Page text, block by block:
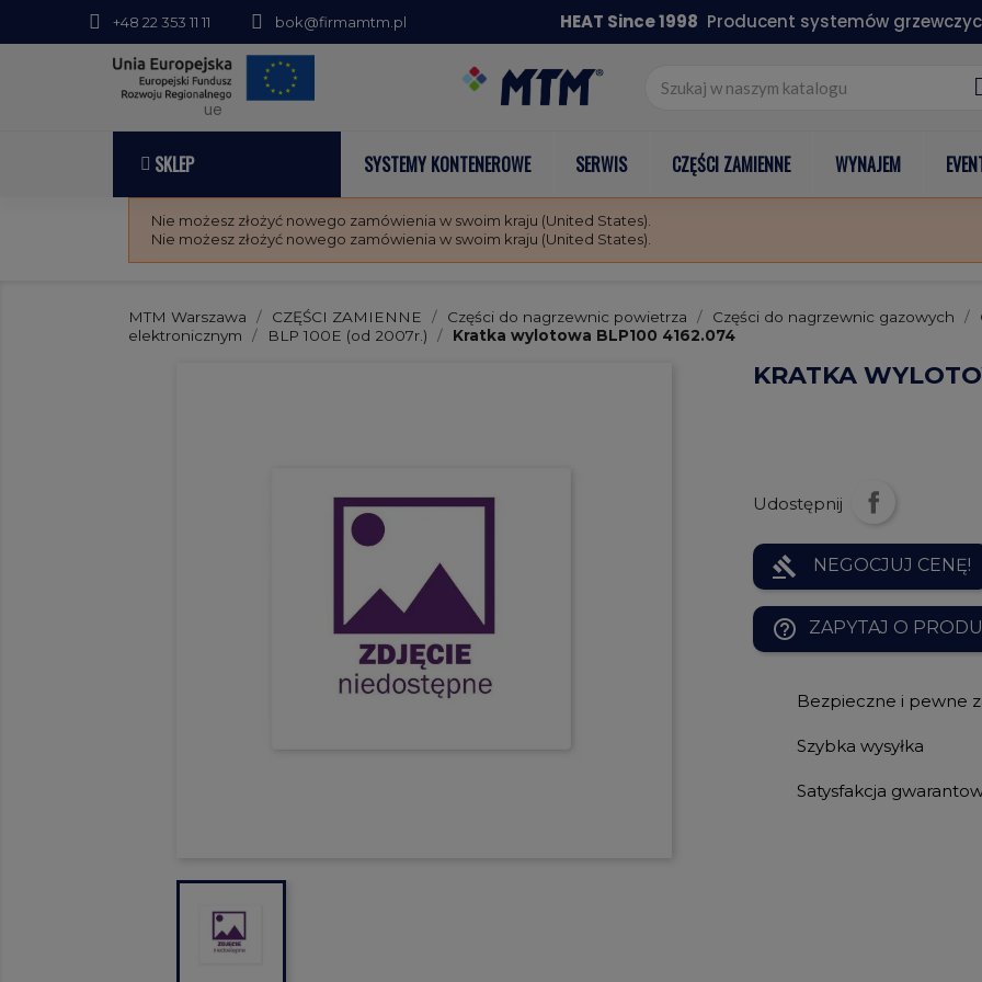
+48 22 353 11 11 bok@firmamtm.pl HEAT Since 1998 Producent systemów
ue
SKLEP SYSTEMY KONTENEROWE SERWIS CZĘŚCI ZAMIENNE WYNAJEM
Nie możesz złożyć nowego zamówienia w swoim kraju (United States).
Nie możesz złożyć nowego zamówienia w swoim kraju (United States).
MTM Warszawa CZĘŚCI ZAMIENNE Części do nagrzewnic powietrza Części do nagrzewnic gazowych
elektronicznym
BLP 100E (od 2007r.) Kratka wylotowa BLP100 4162.074
KRATKA
Udostępnij
gavel NEGOCJUJ CENĘ!
help_outline ZAPYTAJ O
Bezpieczne i pewne
Szybka wysyłka
Satysfakcja